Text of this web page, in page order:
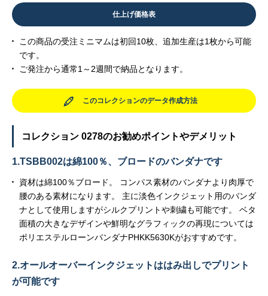
仕上げ価格表
この商品の受注ミニマムは初回10枚、追加生産は1枚から可能
です。
ご発注から通常1～2週間で納品となります。
このコレクションのデータ作成方法
コレクション 0278のお勧めポイントやデメリット
1.TSBB002は綿100％、ブロードのバンダナです
資材は綿100％ブロード。 コンパス素材のバンダナより肉厚で
腰のある素材になります。 主に淡色インクジェット用のバンダ
ナとして使用しますがシルクプリントや刺繍も可能です。 ベタ
面積の大きなデザインや鮮明なグラフィックの再現については
ポリエステルローンバンダナPHKK5630Kがおすすめです。
2.オールオーバーインクジェットははみ出しでプリント
が可能です